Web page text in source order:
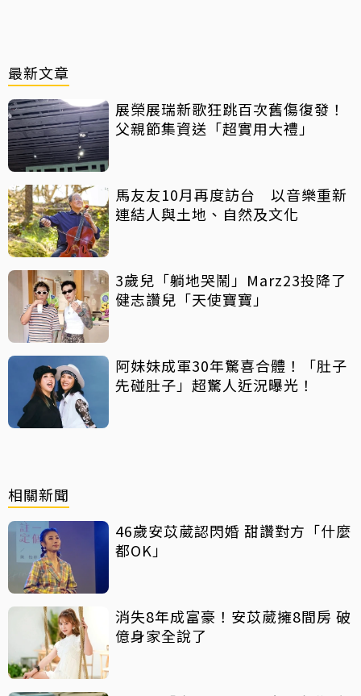
最新文章
展榮展瑞新歌狂跳百次舊傷復發！
父親節集資送「超實用大禮」
馬友友10月再度訪台 以音樂重新
連結人與土地、自然及文化
3歲兒「躺地哭鬧」Marz23投降了
健志讚兒「天使寶寶」
阿妹妹成軍30年驚喜合體！「肚子
先碰肚子」超驚人近況曝光！
相關新聞
46歲安苡葳認閃婚 甜讚對方「什麼
都OK」
消失8年成富豪！安苡葳擁8間房 破
億身家全說了